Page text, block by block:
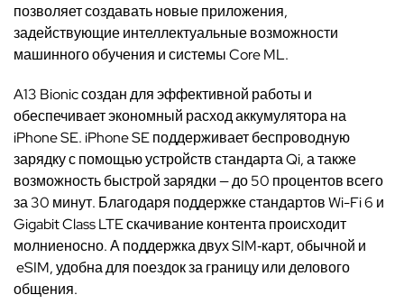
позволяет создавать новые приложения,
задействующие интеллектуальные возможности
машинного обучения и системы Core ML.
A13 Bionic создан для эффективной работы и
обеспечивает экономный расход аккумулятора на
iPhone SE. iPhone SE поддерживает беспроводную
зарядку с помощью устройств стандарта Qi, а также
возможность быстрой зарядки — до 50 процентов всего
за 30 минут. Благодаря поддержке стандартов Wi-Fi 6 и
Gigabit Class LTE скачивание контента происходит
молниеносно. А поддержка двух SIM‑карт, обычной и
eSIM, удобна для поездок за границу или делового
общения.